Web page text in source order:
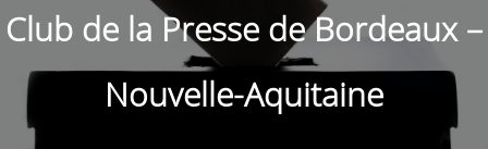
Club de la Presse de Bordeaux –
Nouvelle-Aquitaine